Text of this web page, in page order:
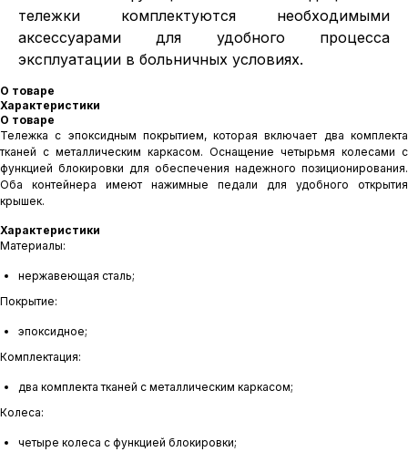
тележки комплектуются необходимыми
аксессуарами для удобного процесса
эксплуатации в больничных условиях.
О товаре
Характеристики
О товаре
Тележка с эпоксидным покрытием, которая включает два комплекта
тканей с металлическим каркасом. Оснащение четырьмя колесами с
функцией блокировки для обеспечения надежного позиционирования.
Оба контейнера имеют нажимные педали для удобного открытия
крышек.
Характеристики
Материалы:
нержавеющая сталь;
Покрытие:
эпоксидное;
Комплектация:
два комплекта тканей с металлическим каркасом;
Колеса:
четыре колеса с функцией блокировки;